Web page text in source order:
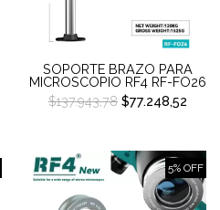
SOPORTE BRAZO PARA
MICROSCOPIO RF4 RF-FO26
$137.943,78 $77.248,52
5% OFF